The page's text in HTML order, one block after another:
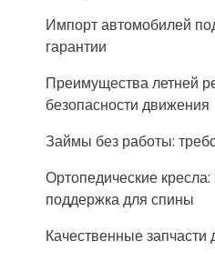
Импорт автомобилей
гарантии
Преимущества летней
безопасности движения
Займы без работы:
Ортопедические
поддержка для спины
Качественные запчасти